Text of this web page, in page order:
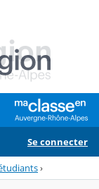
Se connecter
›